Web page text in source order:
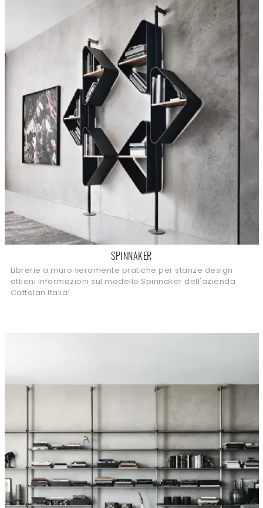
SPINNAKER
Librerie a muro veramente pratiche per stanze design:
ottieni informazioni sul modello Spinnaker dell'azienda
Cattelan Italia!